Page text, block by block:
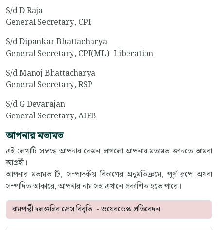
S/d D Raja
General Secretary, CPI
S/d Dipankar Bhattacharya
General Secretary, CPI(ML)- Liberation
S/d Manoj Bhattacharya
General Secretary, RSP
S/d G Devarajan
General Secretary, AIFB
আপনার মতামত
এই লেখাটি সম্বন্ধে আপনার কেমন লাগলো আপনার মতামত জানতে আমরা
আগ্রহী।
আপনার মতামত টি, সম্পাদকীয় বিভাগের অনুমতিক্রমে, পূর্ণ রূপে অথবা
সম্পাদিত আকারে, আপনার নাম সহ এখানে প্রকাশিত হতে পারে।